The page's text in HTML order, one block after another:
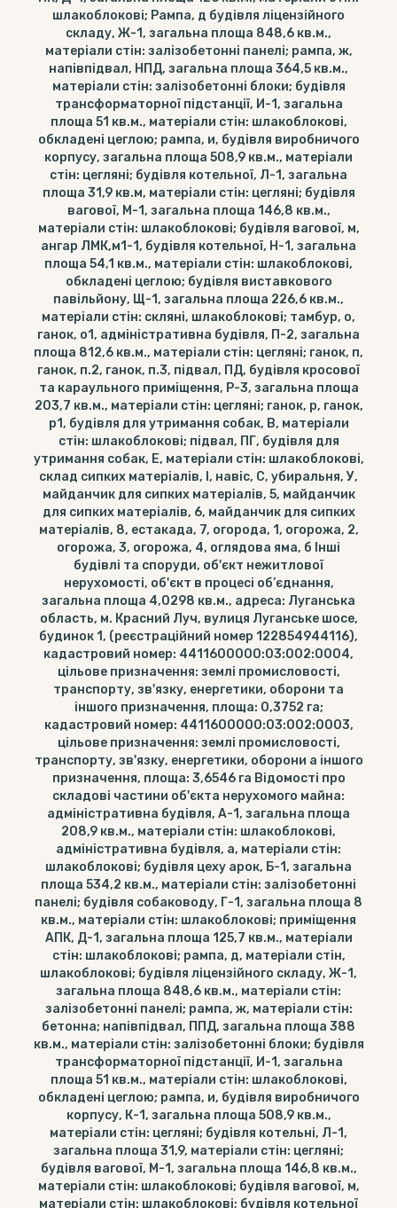
шлакоблокові; Рампа, д будівля ліцензійного
складу, Ж-1, загальна площа 848,6 кв.м.,
матеріали стін: залізобетонні панелі; рампа, ж,
напівпідвал, НПД, загальна площа 364,5 кв.м.,
матеріали стін: залізобетонні блоки; будівля
трансформаторної підстанції, И-1, загальна
площа 51 кв.м., матеріали стін: шлакоблокові,
обкладені цеглою; рампа, и, будівля виробничого
корпусу, загальна площа 508,9 кв.м., матеріали
стін: цегляні; будівля котельної, Л-1, загальна
площа 31,9 кв.м, матеріали стін: цегляні; будівля
вагової, М-1, загальна площа 146,8 кв.м.,
матеріали стін: шлакоблокові; будівля вагової, м,
ангар ЛМК,м1-1, будівля котельної, Н-1, загальна
площа 54,1 кв.м., матеріали стін: шлакоблокові,
обкладені цеглою; будівля виставкового
павільйону, Щ-1, загальна площа 226,6 кв.м.,
матеріали стін: скляні, шлакоблокові; тамбур, о,
ганок, о1, адміністративна будівля, П-2, загальна
площа 812,6 кв.м., матеріали стін: цегляні; ганок, п,
ганок, п.2, ганок, п.3, підвал, ПД, будівля кросової
та караульного приміщення, Р-3, загальна площа
203,7 кв.м., матеріали стін: цегляні; ганок, р, ганок,
р1, будівля для утримання собак, В, матеріали
стін: шлакоблокові; підвал, ПГ, будівля для
утримання собак, Е, матеріали стін: шлакоблокові,
склад сипких матеріалів, І, навіс, С, убиральня, У,
майданчик для сипких матеріалів, 5, майданчик
для сипких матеріалів, 6, майданчик для сипких
матеріалів, 8, естакада, 7, огорода, 1, огорожа, 2,
огорожа, 3, огорожа, 4, оглядова яма, б Інші
будівлі та споруди, об'єкт нежитлової
нерухомості, об'єкт в процесі об’єднання,
загальна площа 4,0298 кв.м., адреса: Луганська
область, м. Красний Луч, вулиця Луганське шосе,
будинок 1, (реєстраційний номер 122854944116),
кадастровий номер: 4411600000:03:002:0004,
цільове призначення: землі промисловості,
транспорту, зв'язку, енергетики, оборони та
іншого призначення, площа: 0,3752 га;
кадастровий номер: 4411600000:03:002:0003,
цільове призначення: землі промисловості,
транспорту, зв'язку, енергетики, оборони а іншого
призначення, площа: 3,6546 га Відомості про
складові частини об'єкта нерухомого майна:
адміністративна будівля, А-1, загальна площа
208,9 кв.м., матеріали стін: шлакоблокові,
адміністративна будівля, а, матеріали стін:
шлакоблокові; будівля цеху арок, Б-1, загальна
площа 534,2 кв.м., матеріали стін: залізобетонні
панелі; будівля собаководу, Г-1, загальна площа 8
кв.м., матеріали стін: шлакоблокові; приміщення
АПК, Д-1, загальна площа 125,7 кв.м., матеріали
стін: шлакоблокові; рампа, д, матеріали стін,
шлакоблокові; будівля ліцензійного складу, Ж-1,
загальна площа 848,6 кв.м., матеріали стін:
залізобетонні панелі; рампа, ж, матеріали стін:
бетонна; напівпідвал, ППД, загальна площа 388
кв.м., матеріали стін: залізобетонні блоки; будівля
трансформаторної підстанції, И-1, загальна
площа 51 кв.м., матеріали стін: шлакоблокові,
обкладені цеглою; рампа, и, будівля виробничого
корпусу, К-1, загальна площа 508,9 кв.м.,
матеріали стін: цегляні; будівля котельні, Л-1,
загальна площа 31,9, матеріали стін: цегляні;
будівля вагової, М-1, загальна площа 146,8 кв.м.,
матеріали стін: шлакоблокові; будівля вагової, м,
матеріали стін: шлакоблокові; будівля котельної